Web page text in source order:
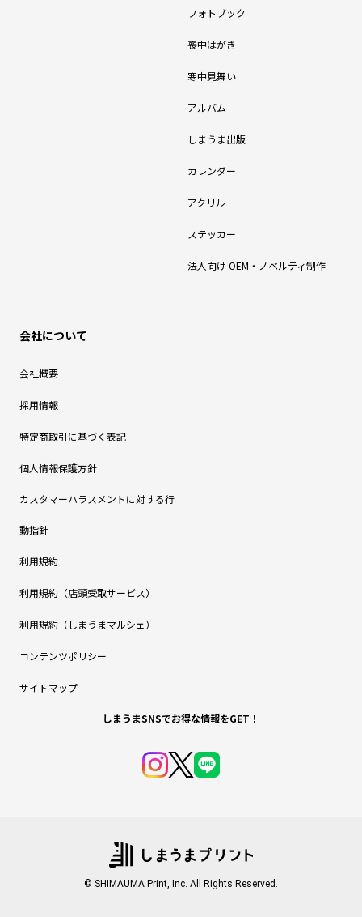
フォトブック
喪中はがき
寒中見舞い
アルバム
しまうま出版
カレンダー
アクリル
ステッカー
法人向け OEM・ノベルティ制作
会社について
会社概要
採用情報
特定商取引に基づく表記
個人情報保護方針
カスタマーハラスメントに対する行
動指針
利用規約
利用規約（店頭受取サービス）
利用規約（しまうまマルシェ）
コンテンツポリシー
サイトマップ
しまうまSNSでお得な情報をGET！
© SHIMAUMA Print, Inc. All Rights Reserved.